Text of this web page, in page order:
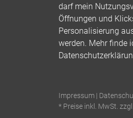
darf mein
Öffnungen und
Personalisierung
werden. Mehr finde
Impressum |
* Preise inkl. MwSt.